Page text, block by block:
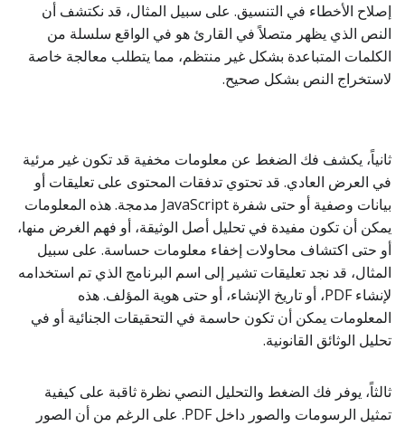
إصلاح الأخطاء في التنسيق. على سبيل المثال، قد نكتشف أن
النص الذي يظهر متصلاً في القارئ هو في الواقع سلسلة من
الكلمات المتباعدة بشكل غير منتظم، مما يتطلب معالجة خاصة
لاستخراج النص بشكل صحيح.
ثانياً، يكشف فك الضغط عن معلومات مخفية قد تكون غير مرئية
في العرض العادي. قد تحتوي تدفقات المحتوى على تعليقات أو
بيانات وصفية أو حتى شفرة JavaScript مدمجة. هذه المعلومات
يمكن أن تكون مفيدة في تحليل أصل الوثيقة، أو فهم الغرض منها،
أو حتى اكتشاف محاولات إخفاء معلومات حساسة. على سبيل
المثال، قد نجد تعليقات تشير إلى اسم البرنامج الذي تم استخدامه
لإنشاء PDF، أو تاريخ الإنشاء، أو حتى هوية المؤلف. هذه
المعلومات يمكن أن تكون حاسمة في التحقيقات الجنائية أو في
تحليل الوثائق القانونية.
ثالثاً، يوفر فك الضغط والتحليل النصي نظرة ثاقبة على كيفية
تمثيل الرسومات والصور داخل PDF. على الرغم من أن الصور